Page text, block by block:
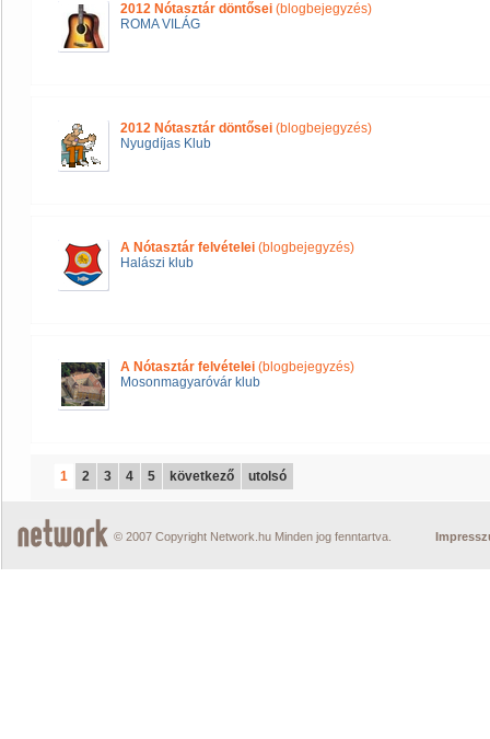
2012 Nótasztár döntősei (blogbejegyzés)
ROMA VILÁG
2012 Nótasztár döntősei (blogbejegyzés)
Nyugdíjas Klub
A Nótasztár felvételei (blogbejegyzés)
Halászi klub
A Nótasztár felvételei (blogbejegyzés)
Mosonmagyaróvár klub
1 2 3 4 5 következő utolsó
© 2007 Copyright Network.hu Minden jog fenntartva.